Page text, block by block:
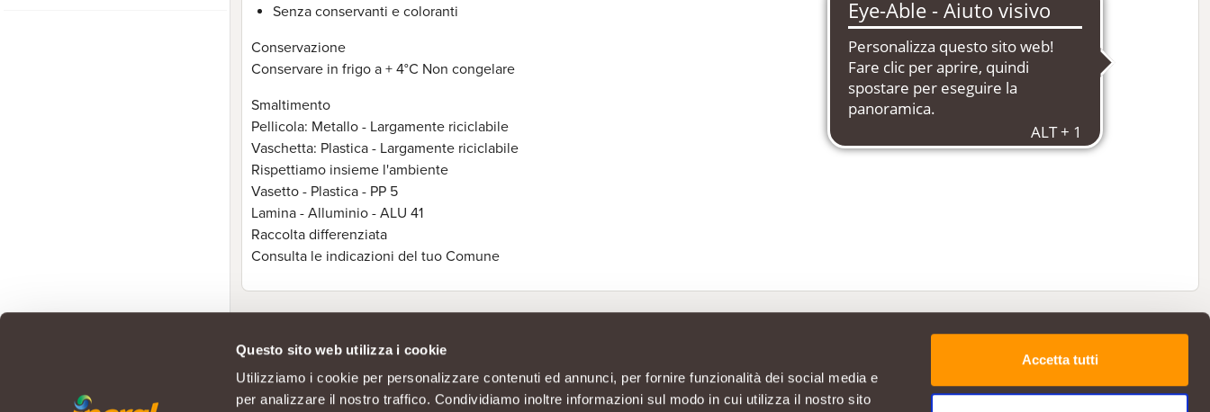
Questo sito web utilizza i cookie
Utilizziamo i cookie per personalizzare contenuti ed annunci, per fornire funzionalità dei social media e
per analizzare il nostro traffico. Condividiamo inoltre informazioni sul modo in cui utilizza il nostro sito
Accetta tutti
Senza conservanti e coloranti
Conservazione
Conservare in frigo a + 4°C Non congelare
Smaltimento
Pellicola: Metallo - Largamente riciclabile
Vaschetta: Plastica - Largamente riciclabile
Rispettiamo insieme l'ambiente
Vasetto - Plastica - PP 5
Lamina - Alluminio - ALU 41
Raccolta differenziata
Consulta le indicazioni del tuo Comune